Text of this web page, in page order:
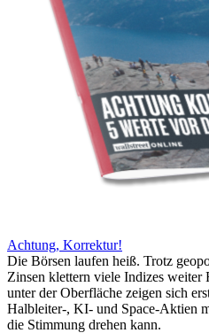
Achtung, Korrektur!
Die Börsen laufen heiß. Trotz
Zinsen klettern viele Indizes
unter der Oberfläche zeigen sich
Halbleiter-, KI- und Space-Aktien
die Stimmung drehen kann.